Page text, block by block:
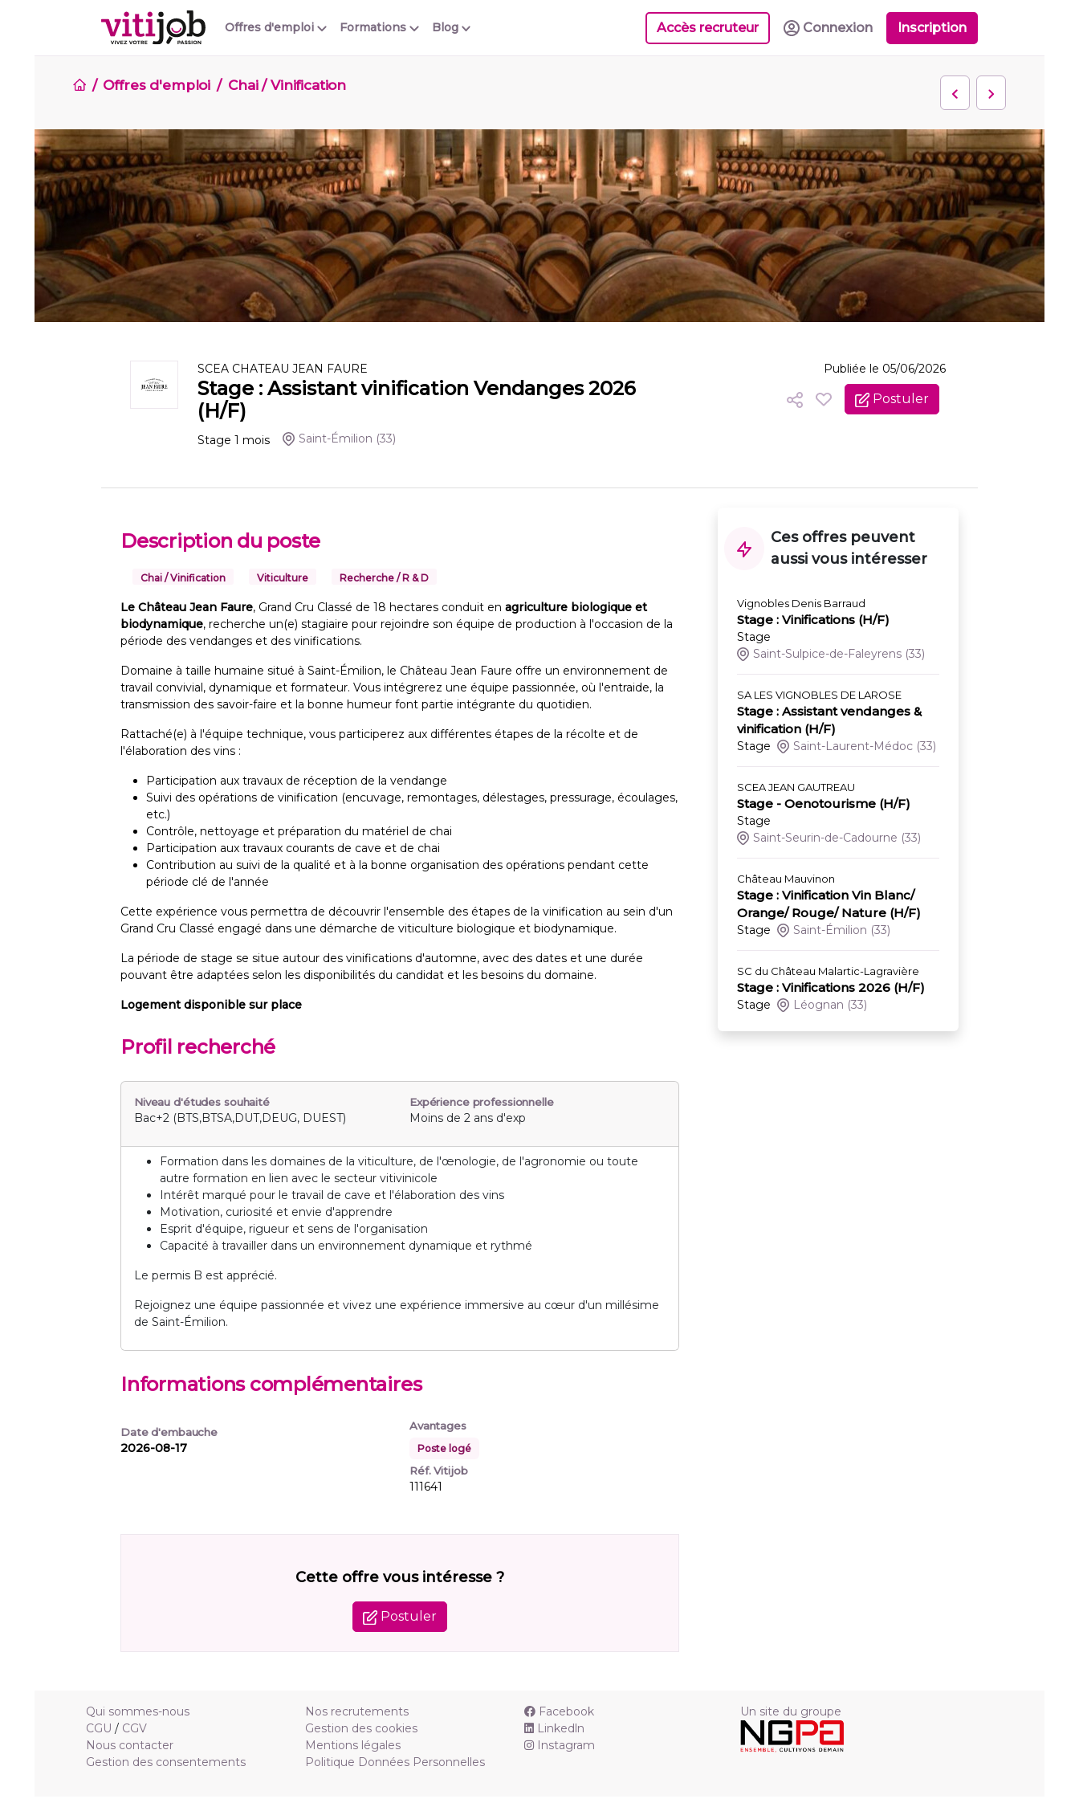
Offres d'emploi Blog
Formations Accès recruteur Connexion Inscription
Offres d'emploi Chai / Vinification
SCEA CHATEAU JEAN FAURE
Stage : Assistant vinification Vendanges 2026
(H/F)
Stage 1 mois Saint-Émilion (33)
Publiée le 05/06/2026
Postuler
Description du poste
Chai / Vinification Viticulture Recherche / R & D
Le Château Jean Faure, Grand Cru Classé de 18 hectares conduit en agriculture biologique et
biodynamique, recherche un(e) stagiaire pour rejoindre son équipe de production à l'occasion de la
période des vendanges et des vinifications.
Domaine à taille humaine situé à Saint-Émilion, le Château Jean Faure offre un environnement de
travail convivial, dynamique et formateur. Vous intégrerez une équipe passionnée, où l'entraide, la
transmission des savoir-faire et la bonne humeur font partie intégrante du quotidien.
Rattaché(e) à l'équipe technique, vous participerez aux différentes étapes de la récolte et de
l'élaboration des vins :
Participation aux travaux de réception de la vendange
Suivi des opérations de vinification (encuvage, remontages, délestages, pressurage, écoulages,
etc.)
Contrôle, nettoyage et préparation du matériel de chai
Participation aux travaux courants de cave et de chai
Contribution au suivi de la qualité et à la bonne organisation des opérations pendant cette
période clé de l'année
Cette expérience vous permettra de découvrir l'ensemble des étapes de la vinification au sein d'un
Grand Cru Classé engagé dans une démarche de viticulture biologique et biodynamique.
La période de stage se situe autour des vinifications d'automne, avec des dates et une durée
pouvant être adaptées selon les disponibilités du candidat et les besoins du domaine.
Logement disponible sur place
Profil recherché
Niveau d'études souhaité
Bac+2 (BTS,BTSA,DUT,DEUG, DUEST)
Expérience professionnelle
Moins de 2 ans d'exp
Formation dans les domaines de la viticulture, de l'œnologie, de l'agronomie ou toute
autre formation en lien avec le secteur vitivinicole
Intérêt marqué pour le travail de cave et l'élaboration des vins
Motivation, curiosité et envie d'apprendre
Esprit d'équipe, rigueur et sens de l'organisation
Capacité à travailler dans un environnement dynamique et rythmé
Le permis B est apprécié.
Rejoignez une équipe passionnée et vivez une expérience immersive au cœur d'un millésime
de Saint-Émilion.
Informations complémentaires
Date d'embauche
2026-08-17
Avantages
Poste logé
Réf. Vitijob
111641
Cette offre vous intéresse ?
Postuler
Ces offres peuvent
aussi vous intéresser
Vignobles Denis Barraud
Stage : Vinifications (H/F)
Stage
Saint-Sulpice-de-Faleyrens (33)
SA LES VIGNOBLES DE LAROSE
Stage : Assistant vendanges &
vinification (H/F)
Stage Saint-Laurent-Médoc (33)
SCEA JEAN GAUTREAU
Stage - Oenotourisme (H/F)
Stage
Saint-Seurin-de-Cadourne (33)
Château Mauvinon
Stage : Vinification Vin Blanc/
Orange/ Rouge/ Nature (H/F)
Stage Saint-Émilion (33)
SC du Château Malartic-Lagravière
Stage : Vinifications 2026 (H/F)
Stage Léognan (33)
Qui sommes-nous
CGU / CGV
Nous contacter
Gestion des consentements
Nos recrutements
Gestion des cookies
Mentions légales
Politique Données Personnelles
Facebook
Linkedln
Instagram
Un site du groupe